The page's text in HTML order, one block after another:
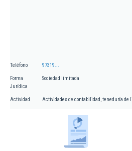
Teléfono 97319...
Forma
Jurídica
Sociedad limitada
Actividad Actividades de contabilidad, teneduría de